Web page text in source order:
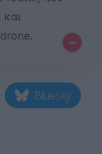
και
–
Bluesky